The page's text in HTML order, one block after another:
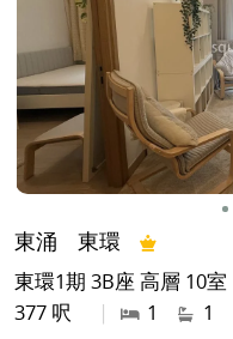
東涌 東環
東環1期 3B座 高層 10室
377 呎
| 1 1